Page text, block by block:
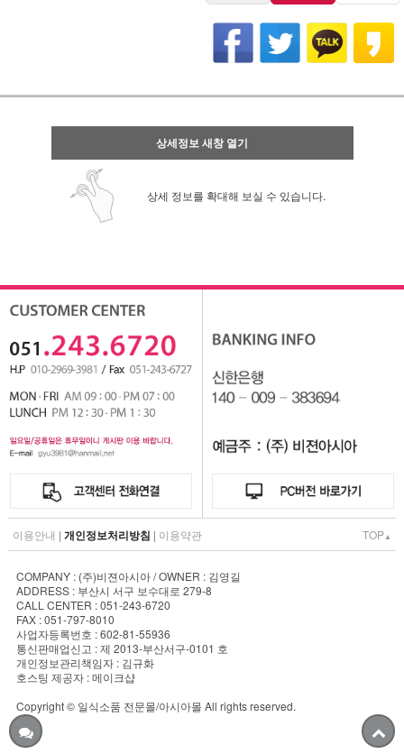
상세정보 새창 열기
상세 정보를 확대해 보실 수 있습니다.
이용안내 | 개인정보처리방침 | 이용약관 TOP▲
COMPANY : (주)비젼아시아 / OWNER : 김영길
ADDRESS : 부산시 서구 보수대로 279-8
CALL CENTER : 051-243-6720
FAX : 051-797-8010
사업자등록번호 : 602-81-55936
통신판매업신고 : 제 2013-부산서구-0101 호
개인정보관리책임자 : 김규화
호스팅 제공자 : 메이크샵
Copyright © 일식소품 전문몰/아시아몰 All rights reserved.